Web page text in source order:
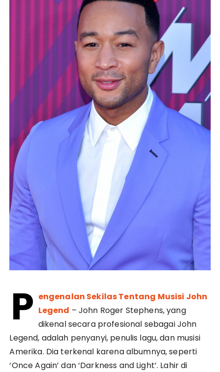
P engenalan Sekilas Tentang Musisi John
Legend – John Roger Stephens, yang
dikenal secara profesional sebagai John
Legend, adalah penyanyi, penulis lagu, dan musisi
Amerika. Dia terkenal karena albumnya, seperti
‘Once Again’ dan ‘Darkness and Light’. Lahir di